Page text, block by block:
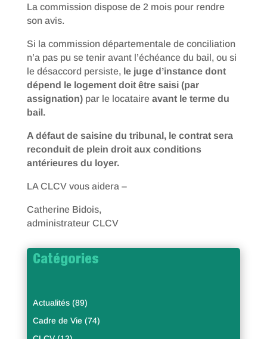
La commission dispose de 2 mois pour rendre
son avis.
Si la commission départementale de conciliation
n’a pas pu se tenir avant l’échéance du bail, ou si
le désaccord persiste, le juge d’instance dont
dépend le logement doit être saisi (par
assignation)par le locataireavant le terme du
bail.
A défaut de saisine du tribunal, le contrat sera
reconduit de plein droit aux conditions
antérieures du loyer.
LA CLCV vous aidera –
Catherine Bidois,
administrateur CLCV
Catégories
Actualités(89)
Cadre de Vie(74)